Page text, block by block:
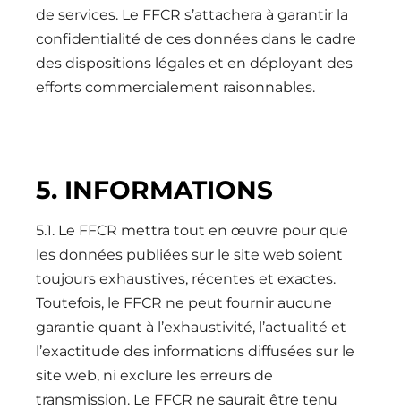
de services. Le FFCR s’attachera à garantir la
confidentialité de ces données dans le cadre
des dispositions légales et en déployant des
efforts commercialement raisonnables.
5. INFORMATIONS
5.1. Le FFCR mettra tout en œuvre pour que
les données publiées sur le site web soient
toujours exhaustives, récentes et exactes.
Toutefois, le FFCR ne peut fournir aucune
garantie quant à l’exhaustivité, l’actualité et
l’exactitude des informations diffusées sur le
site web, ni exclure les erreurs de
transmission. Le FFCR ne saurait être tenu